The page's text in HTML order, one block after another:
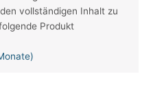
vollständigen Inhalt zu
Produkt